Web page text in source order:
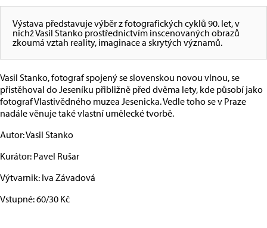
Výstava představuje výběr z fotografických cyklů 90. let, v
nichž Vasil Stanko prostřednictvím inscenovaných obrazů
zkoumá vztah reality, imaginace a skrytých významů.
Vasil Stanko, fotograf spojený se slovenskou novou vlnou, se
přistěhoval do Jeseníku přibližně před dvěma lety, kde působí jako
fotograf Vlastivědného muzea Jesenicka. Vedle toho se v Praze
nadále věnuje také vlastní umělecké tvorbě.
Autor: Vasil Stanko
Kurátor: Pavel Rušar
Výtvarnik: Iva Závadová
Vstupné: 60/30 Kč